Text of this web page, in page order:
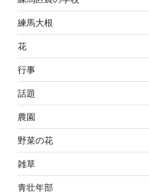
練馬大根
花
行事
話題
農園
野菜の花
雑草
青壮年部